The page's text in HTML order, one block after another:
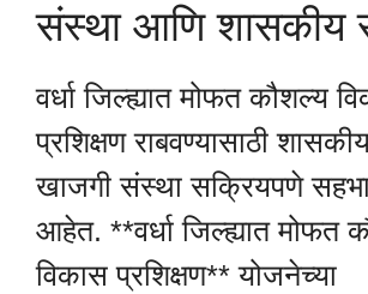
संस्था आणि शासकीय
वर्धा जिल्ह्यात मोफत कौशल्य
प्रशिक्षण राबवण्यासाठी
खाजगी संस्था सक्रियपणे
आहेत. **वर्धा जिल्ह्यात मोफत
विकास प्रशिक्षण** योजनेच्या